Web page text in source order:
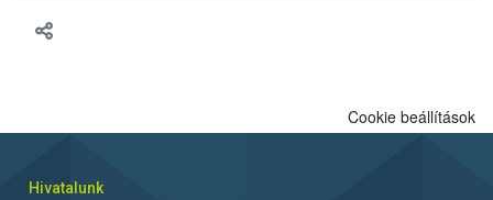
Cookie beállítások
Hivatalunk